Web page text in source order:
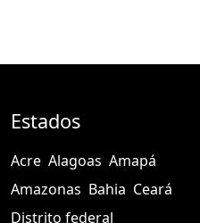
Estados
Acre Alagoas Amapá
Amazonas Bahia Ceará
Distrito federal